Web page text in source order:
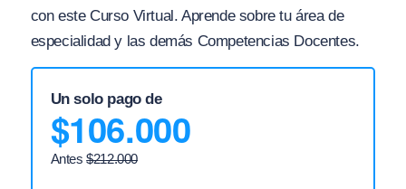
con este Curso Virtual. Aprende sobre tu área de
especialidad y las demás Competencias Docentes.
Un solo pago de
$106.000
Antes$212.000